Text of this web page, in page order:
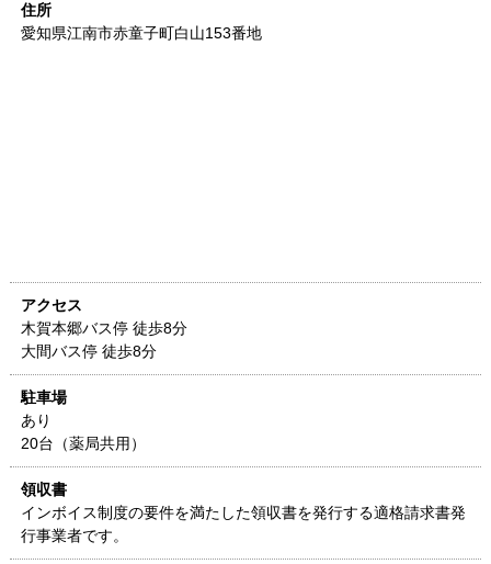
住所
愛知県江南市赤童子町白山153番地
アクセス
木賀本郷バス停 徒歩8分
大間バス停 徒歩8分
駐車場
あり
20台（薬局共用）
領収書
インボイス制度の要件を満たした領収書を発行する適格請求書発
行事業者です。